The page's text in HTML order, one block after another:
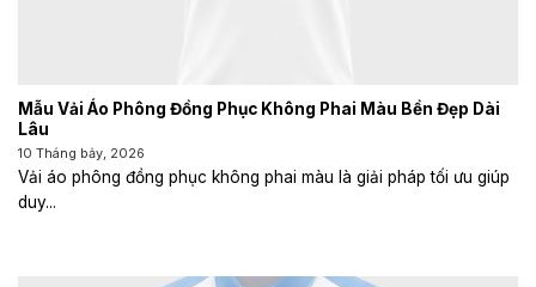
Mẫu Vải Áo Phông Đồng Phục Không Phai Màu Bền Đẹp Dài
Lâu
10 Tháng bảy, 2026
Vải áo phông đồng phục không phai màu là giải pháp tối ưu giúp
duy...